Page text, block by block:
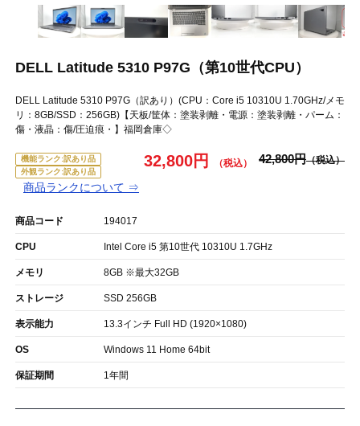
DELL Latitude 5310 P97G（第10世代CPU）
DELL Latitude 5310 P97G（訳あり）(CPU：Core i5 10310U 1.70GHz/メモ
リ：8GB/SSD：256GB)【天板/筐体：塗装剥離・電源：塗装剥離・パーム：
傷・液晶：傷/圧迫痕・】福岡倉庫◇
機能ランク:訳あり品
外観ランク:訳あり品
商品ランクについて ⇒
32,800円 42,800円
商品コード 194017
CPU Intel Core i5 第10世代 10310U 1.7GHz
メモリ 8GB ※最大32GB
ストレージ SSD 256GB
表示能力 13.3インチ Full HD (1920×1080)
OS Windows 11 Home 64bit
保証期間 1年間